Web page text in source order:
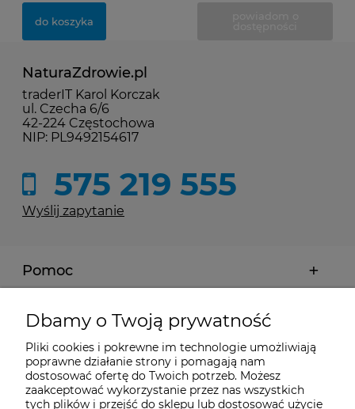
do koszyka
NaturaZdrowie.pl
traderIT Karol Korczak
ul. Czecha 6/6
42-224 Częstochowa
NIP: PL9492154617
575 219 555
Wyślij zapytanie
Pomoc
Moje konto
Płatności i dostawa
Dbamy o Twoją prywatność
Pliki cookies i pokrewne im technologie umożliwiają
poprawne działanie strony i pomagają nam
dostosować ofertę do Twoich potrzeb. Możesz
zaakceptować wykorzystanie przez nas wszystkich
tych plików i przejść do sklepu lub dostosować użycie